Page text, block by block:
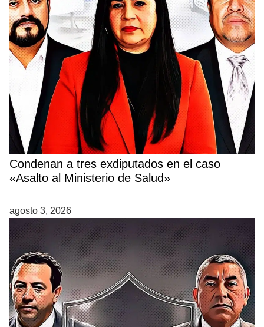
Condenan a tres exdiputados en el caso
«Asalto al Ministerio de Salud»
agosto 3, 2026